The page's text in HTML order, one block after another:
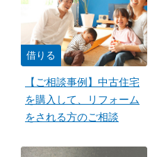
借りる
【ご相談事例】中古住宅
を購入して、リフォーム
をされる方のご相談